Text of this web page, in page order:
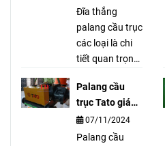
Đĩa thắng
palang cầu trục
các loại là chi
tiết quan trọng
thắng của
palang cầu
trục, của các
hãng như là
Palang cầu
trục Tato giá
tốt nhất
07/11/2024
Palang cầu